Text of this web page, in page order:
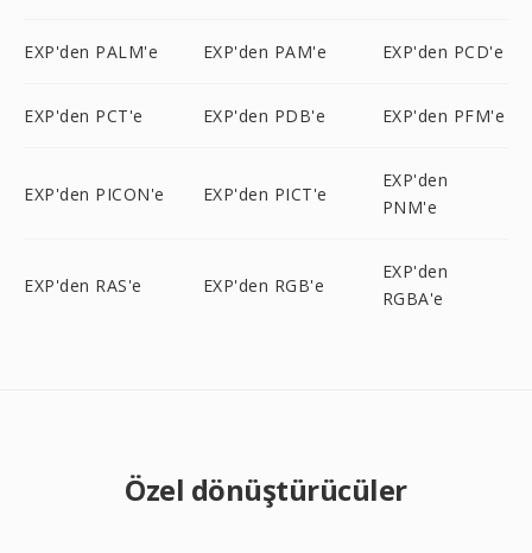
EXP'den PALM'e EXP'den PAM'e EXP'den PCD'e
EXP'den PCT'e EXP'den PDB'e EXP'den PFM'e
EXP'den PICON'e EXP'den PICT'e
EXP'den
PNM'e
EXP'den RAS'e EXP'den RGB'e
EXP'den
RGBA'e
Özel dönüştürücüler